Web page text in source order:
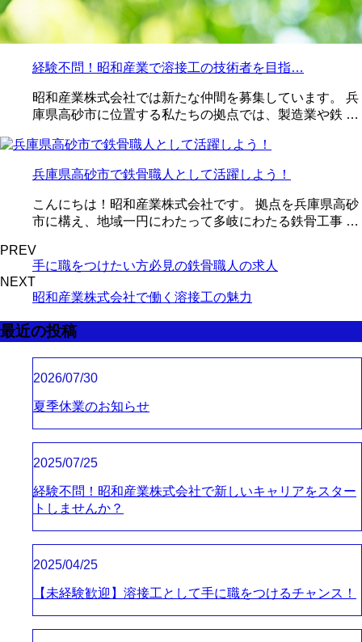
経験不問！昭和産業で溶接工の技術者を目指…
昭和産業株式会社では新たな仲間を募集しています。 兵
庫県高砂市に位置する私たちの拠点では、製造業や鉄 …
兵庫県高砂市で鉄骨職人として活躍しよう！
こんにちは！昭和産業株式会社です。 拠点を兵庫県高砂
市に構え、地域一円にわたって多岐にわたる鉄骨工事 …
PREV
手に職をつけたい方必見の鉄骨職人の求人
NEXT
昭和産業株式会社で働く溶接工の魅力
最近の投稿
2026/07/30
夏季休業のお知らせ
2025/07/25
経験不問！昭和産業株式会社で新しいキャリアをスター
トしませんか？
2025/04/25
【未経験歓迎】溶接工として手に職をつけるチャンス！